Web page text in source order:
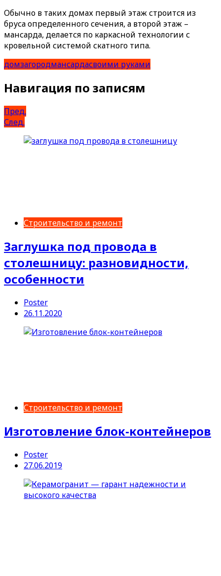
Обычно в таких домах первый этаж строится из
бруса определенного сечения, а второй этаж –
мансарда, делается по каркасной технологии с
кровельной системой скатного типа.
домзагородмансардасвоими руками
Навигация по записям
Пред.
След.
Строительство и ремонт
Заглушка под провода в
столешницу: разновидности,
особенности
Poster
26.11.2020
Строительство и ремонт
Изготовление блок-контейнеров
Poster
27.06.2019